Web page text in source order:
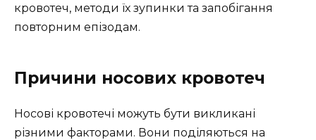
кровотеч, методи їх зупинки та запобігання
повторним епізодам.
Причини носових кровотеч
Носові кровотечі можуть бути викликані
різними факторами. Вони поділяються на